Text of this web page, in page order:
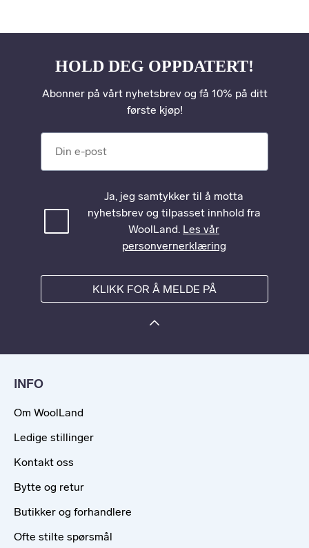
HOLD DEG OPPDATERT!
Abonner på vårt nyhetsbrev og få 10% på ditt
første kjøp!
Ja, jeg samtykker til å motta
nyhetsbrev og tilpasset innhold fra
WoolLand. Les vår
personvernerklæring
KLIKK FOR Å MELDE PÅ
INFO
Om WoolLand
Ledige stillinger
Kontakt oss
Bytte og retur
Butikker og forhandlere
Ofte stilte spørsmål